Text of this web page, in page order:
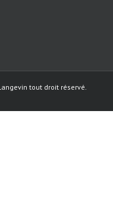
tout droit réservé.